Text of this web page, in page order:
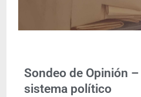
Sondeo de Opinión
sistema político